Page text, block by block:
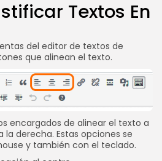
Textos En
del editor de textos de
que alinean el texto.
encargados de alinear el texto a
la derecha. Estas opciones se
y también con el teclado.